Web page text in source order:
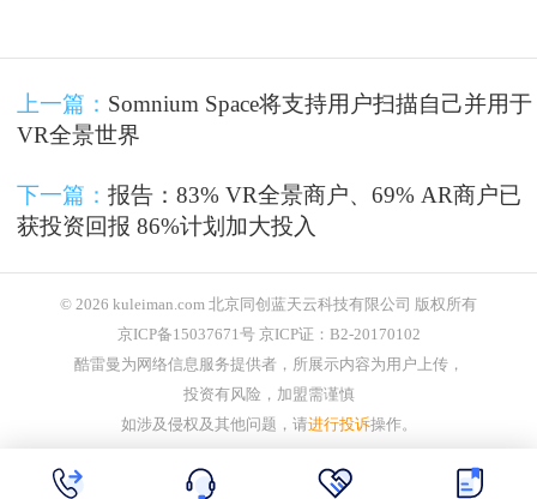
上一篇： Somnium Space将支持用户扫描自己并用于
VR全景世界
下一篇： 报告：83% VR全景商户、69% AR商户已
获投资回报 86%计划加大投入
© 2026 kuleiman.com 北京同创蓝天云科技有限公司 版权所有
京ICP备15037671号 京ICP证：B2-20170102
酷雷曼为网络信息服务提供者，所展示内容为用户上传，
投资有风险，加盟需谨慎
如涉及侵权及其他问题，请进行投诉操作。